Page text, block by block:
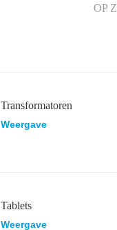
OP
Transformatoren
Weergave
Tablets
Weergave